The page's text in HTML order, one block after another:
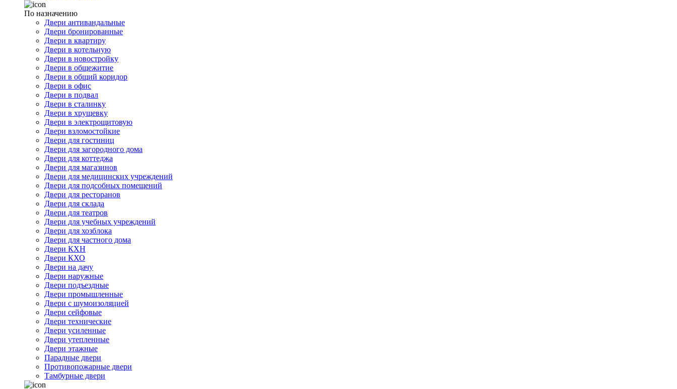
По назначению
Двери антивандальные
Двери бронированные
Двери в квартиру
Двери в котельную
Двери в новостройку
Двери в общежитие
Двери в общий коридор
Двери в офис
Двери в подвал
Двери в сталинку
Двери в хрущевку
Двери в электрощитовую
Двери взломостойкие
Двери для гостиниц
Двери для загородного дома
Двери для коттеджа
Двери для магазинов
Двери для медицинских учреждений
Двери для подсобных помещений
Двери для ресторанов
Двери для склада
Двери для театров
Двери для учебных учреждений
Двери для хозблока
Двери для частного дома
Двери КХН
Двери КХО
Двери на дачу
Двери наружные
Двери подъездные
Двери промышленные
Двери с шумоизоляцией
Двери сейфовые
Двери технические
Двери усиленные
Двери утепленные
Двери этажные
Парадные двери
Противопожарные двери
Тамбурные двери